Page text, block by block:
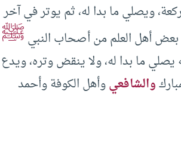
ويصلي ما بدا له، ثم يوتر في آخر
بعض أهل العلم من أصحاب النبيﷺ
يصلي ما بدا له، ولا ينقض وتره، ويدع
والشافعيوأهل الكوفة وأحمد